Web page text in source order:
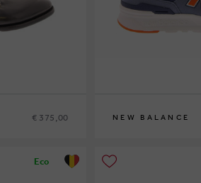
€ 375,00 NEW BALANCE
Eco